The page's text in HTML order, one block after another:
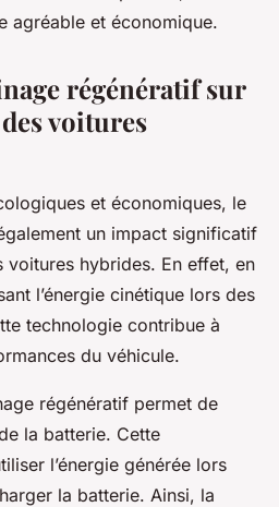
agréable et économique.
régénératif sur
voitures
et économiques, le
un impact significatif
voitures hybrides. En effet, en
l’énergie cinétique lors des
technologie contribue à
du véhicule.
régénératif permet de
la batterie. Cette
l’énergie générée lors
la batterie. Ainsi, la